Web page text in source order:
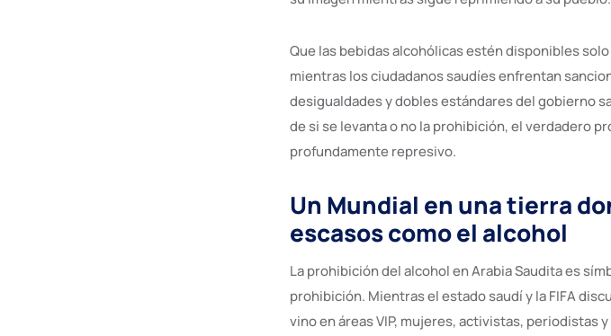
Que las bebidas alcohólicas estén disponibles
mientras los ciudadanos saudíes enfrentan
desigualdades y dobles estándares del gobierno
de si se levanta o no la prohibición, el verdadero
profundamente represivo.
Un Mundial en una tierra
escasos como el alcohol
La prohibición del alcohol en Arabia Saudita es
prohibición. Mientras el estado saudí y la FIFA
vino en áreas VIP, mujeres, activistas, periodistas